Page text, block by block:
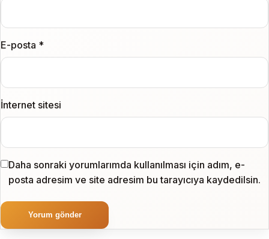
E-posta *
İnternet sitesi
Daha sonraki yorumlarımda kullanılması için adım, e-
posta adresim ve site adresim bu tarayıcıya kaydedilsin.